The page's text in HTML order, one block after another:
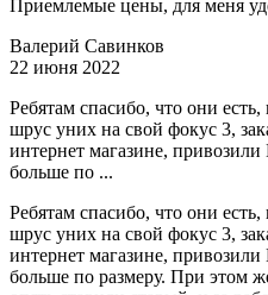
Приемлемые цены, для меня
Валерий Савинков
22 июня 2022
Ребятам спасибо, что они
шрус уних на свой фокус 3,
интернет магазине,
больше по ...
Ребятам спасибо, что они
шрус уних на свой фокус 3,
интернет магазине,
больше по размеру. При этом